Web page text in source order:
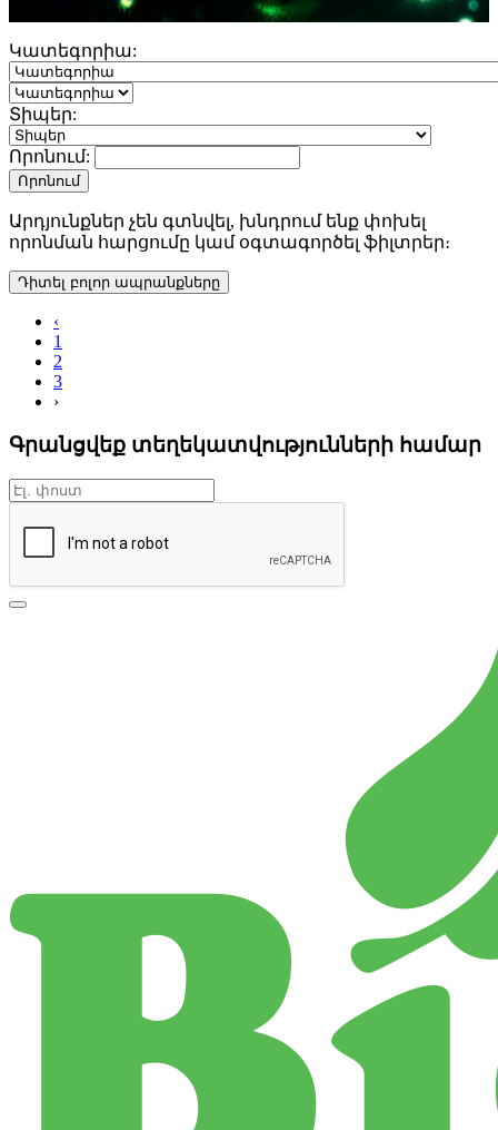
Ապրանքներ
Կատեգորիա:
Տիպեր:
Որոնում:
Որոնում
Արդյունքներ չեն գտնվել, խնդրում ենք փոխել
որոնման հարցումը կամ օգտագործել ֆիլտրեր։
Դիտել բոլոր ապրանքները
‹
1
2
3
›
Գրանցվեք տեղեկատվությունների համար